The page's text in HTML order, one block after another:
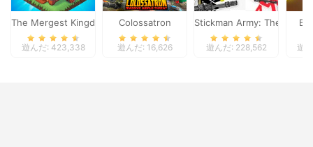
The Mergest Kingdom
遊んだ: 423,338
Colossatron
遊んだ: 16,626
Stickman Army: The
遊んだ: 228,562 遊